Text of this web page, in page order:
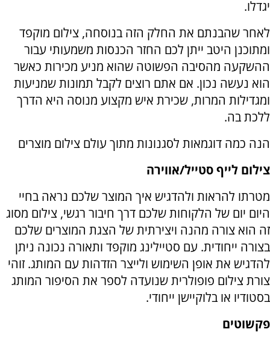
יגדלו.
לאחר שהבנתם את החלק הזה בנוסחה, צילום מוקפד
ומתוכנן היטב ייתן לכם החזר הכנסות משמעותי עבור
ההשקעה מהסיבה הפשוטה שהוא מניע מכירות כאשר
הוא נעשה נכון. אם אתם רוצים לקבל תמונות שמניעות
ומגדילות המרות, שכירת איש מקצוע מנוסה היא הדרך
ללכת בה.
הנה כמה דוגמאות לסגנונות מתוך עולם צילום מוצרים
צילום לייף סטייל/אווירה
מטרתו להראות ולהדגיש איך המוצר שלכם נראה בחיי
היום יום של הלקוחות שלכם דרך חיבור רגשי, צילום מסוג
זה הוא צורה מהנה ויצירתית של הצגת המוצרים שלכם
בצורה ייחודית. עם סטיילינג מוקפד ותאורה נכונה ניתן
להדגיש את אופן השימוש ולייצר הזדהות עם המותג. זוהי
צורת צילום פופולרית שנועדה לספר את הסיפור המותג
בסטודיו או בלוקיישן ייחודי.
פקשוטים